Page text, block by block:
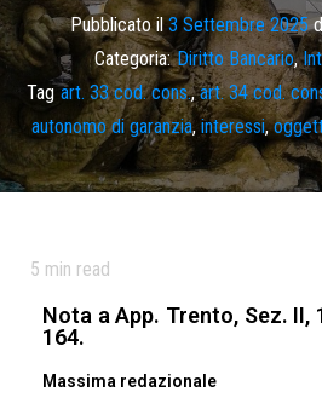
Pubblicato il3 Settembre 2025
Categoria: Diritto Bancario,
Tag art. 33 cod. cons.,art. 34 cod.
autonomo di garanzia, interessi,
5 min read
Nota a App. Trento, Sez. II,
164.
Massima redazionale